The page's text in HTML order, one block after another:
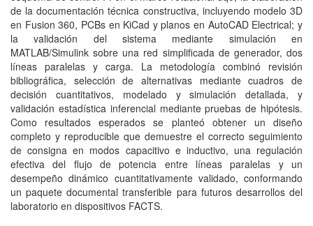
de la documentación técnica constructiva, incluyendo modelo 3D
en Fusion 360, PCBs en KiCad y planos en AutoCAD Electrical; y
la validación del sistema mediante simulación en
MATLAB/Simulink sobre una red simplificada de generador, dos
líneas paralelas y carga. La metodología combinó revisión
bibliográfica, selección de alternativas mediante cuadros de
decisión cuantitativos, modelado y simulación detallada, y
validación estadística inferencial mediante pruebas de hipótesis.
Como resultados esperados se planteó obtener un diseño
completo y reproducible que demuestre el correcto seguimiento
de consigna en modos capacitivo e inductivo, una regulación
efectiva del flujo de potencia entre líneas paralelas y un
desempeño dinámico cuantitativamente validado, conformando
un paquete documental transferible para futuros desarrollos del
laboratorio en dispositivos FACTS.